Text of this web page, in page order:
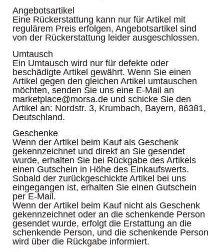
Angebotsartikel
Eine Rückerstattung kann nur für Artikel mit
regulärem Preis erfolgen, Angebotsartikel sind
von der Rückerstattung leider ausgeschlossen.
Umtausch
Ein Umtausch wird nur für defekte oder
beschädigte Artikel gewährt. Wenn Sie einen
Artikel gegen den gleichen Artikel umtauschen
möchten, senden Sie uns eine E-Mail an
marketplace@morsa.de und schicke Sie den
Artikel an: Nordstr. 3, Krumbach, Bayern, 86381,
Deutschland.
Geschenke
Wenn der Artikel beim Kauf als Geschenk
gekennzeichnet und direkt an Sie gesendet
wurde, erhalten Sie bei Rückgabe des Artikels
einen Gutschein in Höhe des Einkaufswerts.
Sobald der zurückgeschickte Artikel bei uns
eingegangen ist, erhalten Sie einen Gutschein
per E-Mail.
Wenn der Artikel beim Kauf nicht als Geschenk
gekennzeichnet oder an die schenkende Person
gesendet wurde, erfolgt die Erstattung an die
schenkende Person, und die schenkende Person
wird über die Rückgabe informiert.